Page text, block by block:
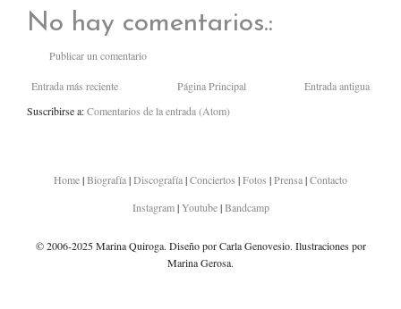
No hay comentarios.:
Publicar un comentario
Entrada más reciente Entrada antigua
Página Principal
Suscribirse a:Comentarios de la entrada (Atom)
Home|Biografía|Discografía|Conciertos |Fotos |Prensa|Contacto
Instagram|Youtube|Bandcamp
© 2006-2025 Marina Quiroga. Diseño por Carla Genovesio. Ilustraciones por
Marina Gerosa.